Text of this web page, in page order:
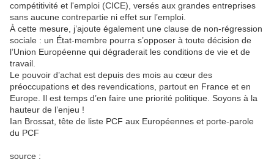
compétitivité et l'emploi (CICE), versés aux grandes entreprises
sans aucune contrepartie ni effet sur l’emploi.
À cette mesure, j’ajoute également une clause de non-régression
sociale : un État-membre pourra s’opposer à toute décision de
l’Union Européenne qui dégraderait les conditions de vie et de
travail.
Le pouvoir d’achat est depuis des mois au cœur des
préoccupations et des revendications, partout en France et en
Europe. Il est temps d’en faire une priorité politique. Soyons à la
hauteur de l’enjeu !
Ian Brossat, tête de liste PCF aux Européennes et porte-parole
du PCF
source :